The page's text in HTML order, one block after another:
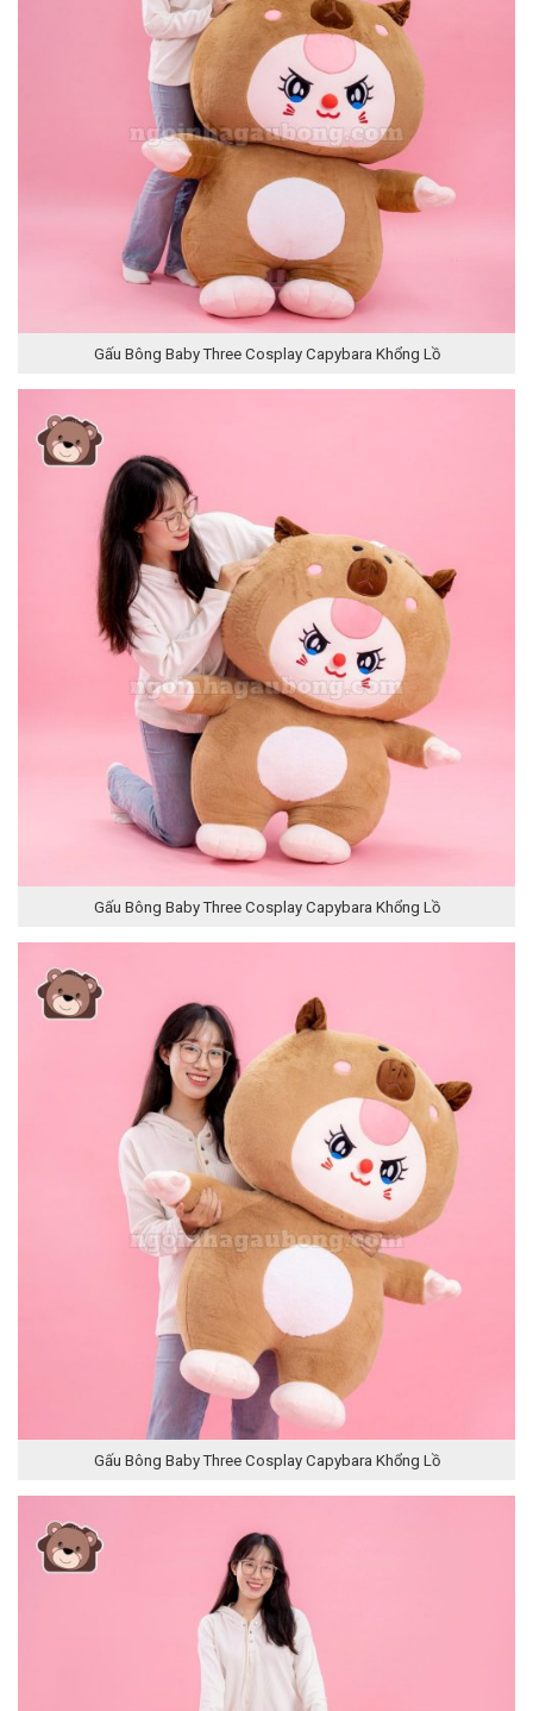
Gấu Bông Baby Three Cosplay Capybara Khổng Lồ
Gấu Bông Baby Three Cosplay Capybara Khổng Lồ
Gấu Bông Baby Three Cosplay Capybara Khổng Lồ